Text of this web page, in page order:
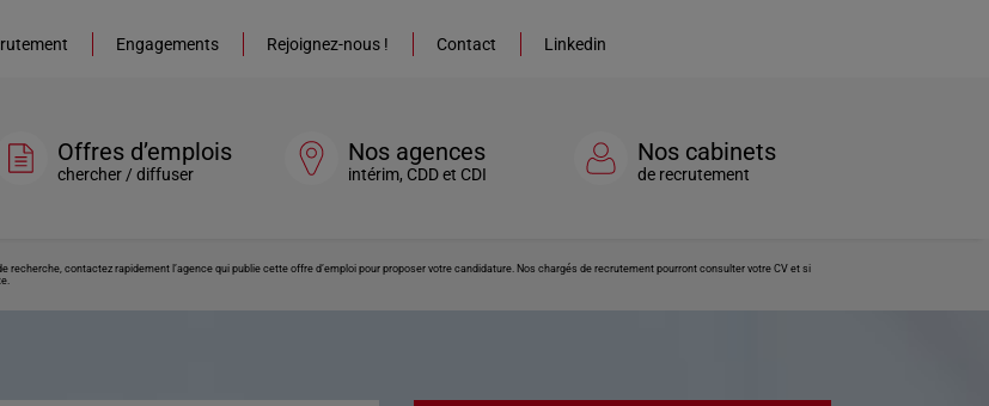
Engagements Rejoignez-nous ! Contact Linkedin
Offres d’emplois
chercher / diffuser
Nos agences
intérim, CDD et CDI
Nos cabinets
de recrutement
recherche, contactez rapidement l’agence qui publie cette offre d’emploi pour proposer votre candidature. Nos chargés de recrutement pourront consulter votre CV et si